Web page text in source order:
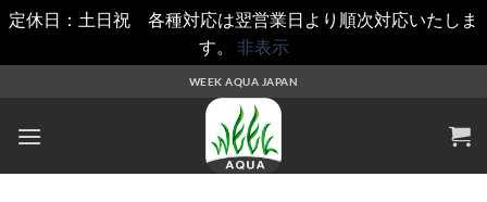
定休日：土日祝 各種対応は翌営業日より順次対応いたしま
す。 非表示
content
WEEK AQUA JAPAN